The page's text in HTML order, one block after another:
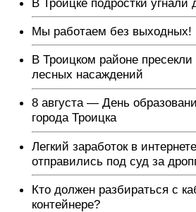
Мы работаем без выходных!
В Троицком районе пресекли
лесных насаждений
8 августа — День
города Троицка
Легкий заработок в
отправились под суд за
Кто должен разбираться с
контейнере?